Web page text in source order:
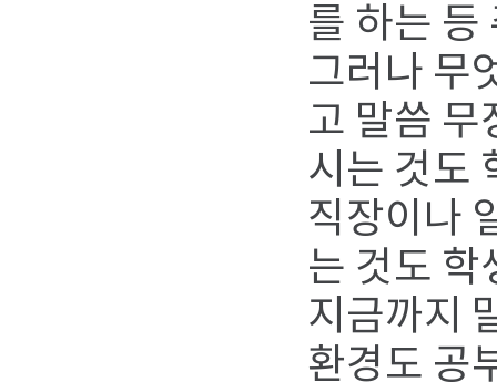
를 하는 등
그러나 무
고 말씀 무
시는 것도
직장이나
는 것도 학
지금까지
환경도 공